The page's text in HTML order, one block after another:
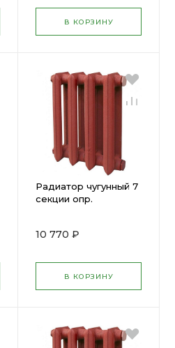
В КОРЗИНУ
Радиатор чугунный 7
секции опр.
10 770 ₽
В КОРЗИНУ